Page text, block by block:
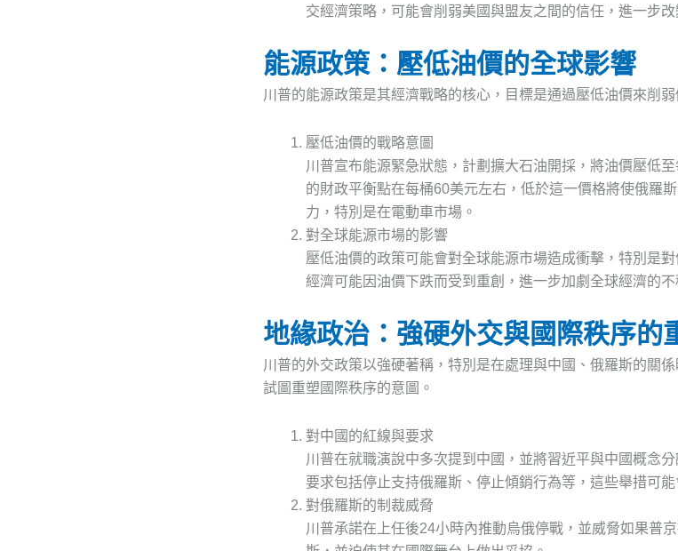
交經濟策略，可能會削弱美國與盟友之間的信任，進一步
能源政策：壓低油價的全球影響
川普的能源政策是其經濟戰略的核心，目標是通過壓低油價來削
壓低油價的戰略意圖
川普宣布能源緊急狀態，計劃擴大石油開採，將油價壓低
的財政平衡點在每桶60美元左右，低於這一價格將使俄羅
力，特別是在電動車市場。
對全球能源市場的影響
壓低油價的政策可能會對全球能源市場造成衝擊，特別是
經濟可能因油價下跌而受到重創，進一步加劇全球經濟的不
地緣政治：強硬外交與國際秩序的
川普的外交政策以強硬著稱，特別是在處理與中國、俄羅斯的關
試圖重塑國際秩序的意圖。
對中國的紅線與要求
川普在就職演說中多次提到中國，並將習近平與中國概念
要求包括停止支持俄羅斯、停止傾銷行為等，這些舉措可
對俄羅斯的制裁威脅
川普承諾在上任後24小時內推動烏俄停戰，並威脅如果普